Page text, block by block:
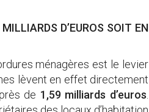
D’EUROS SOIT EN
ménagères est le levier
lèvent en effet directement
de 1,59 milliards d’euros